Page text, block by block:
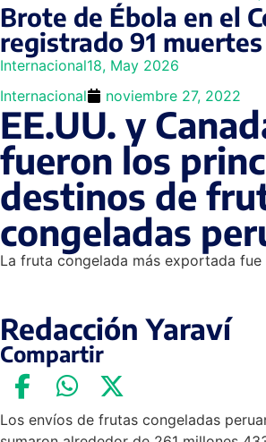
Brote de Ébola en el
registrado 91 muertes
Internacional18, May 2026
Internacional
noviembre 27, 2022
EE.UU. y
fueron los
destinos de
congeladas
La fruta congelada más exportada fue
Redacción Yaraví
Compartir
Los envíos de frutas congeladas